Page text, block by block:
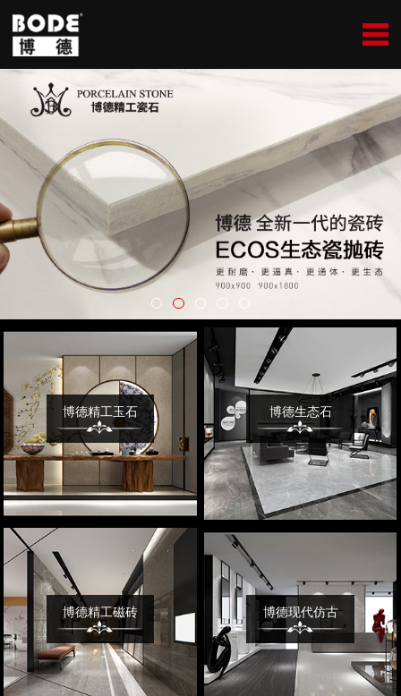
博德精工玉石 博德生态石
博德精工磁砖 博德现代仿古